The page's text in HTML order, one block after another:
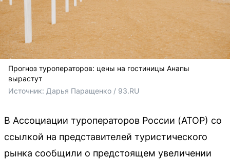
Прогноз туроператоров: цены на гостиницы Анапы
вырастут
Источник: Дарья Паращенко / 93.RU
В Ассоциации туроператоров России (АТОР) со
ссылкой на представителей туристического
рынка сообщили о предстоящем увеличении